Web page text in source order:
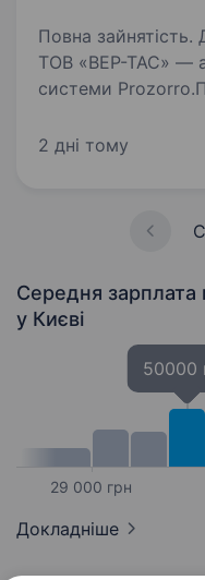
Повна зайнятість.
ТОВ «ВЕР-ТАС» —
системи
вигідно купувати
2 дні тому
Середня зарплата
у Києві
29 000 грн
50000
Докладніше